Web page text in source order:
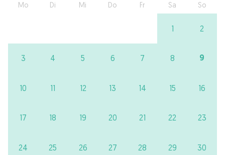
Mo Di Mi Do Fr Sa So
1 2
3 4 5 6 7 8 9
10 11 12 13 14 15 16
17 18 19 20 21 22 23
24 25 26 27 28 29 30